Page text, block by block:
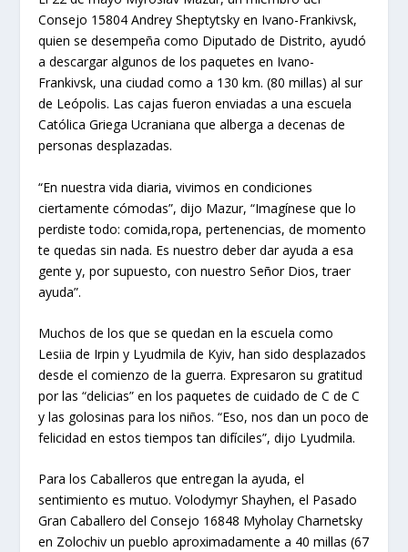
Consejo 15804 Andrey Sheptytsky en Ivano-Frankivsk,
quien se desempeña como Diputado de Distrito, ayudó
a descargar algunos de los paquetes en Ivano-
Frankivsk, una ciudad como a 130 km. (80 millas) al sur
de Leópolis. Las cajas fueron enviadas a una escuela
Católica Griega Ucraniana que alberga a decenas de
personas desplazadas.
“En nuestra vida diaria, vivimos en condiciones
ciertamente cómodas”, dijo Mazur, “Imagínese que lo
perdiste todo: comida,ropa, pertenencias, de momento
te quedas sin nada. Es nuestro deber dar ayuda a esa
gente y, por supuesto, con nuestro Señor Dios, traer
ayuda”.
Muchos de los que se quedan en la escuela como
Lesiia de Irpin y Lyudmila de Kyiv, han sido desplazados
desde el comienzo de la guerra. Expresaron su gratitud
por las “delicias” en los paquetes de cuidado de C de C
y las golosinas para los niños. “Eso, nos dan un poco de
felicidad en estos tiempos tan difíciles”, dijo Lyudmila.
Para los Caballeros que entregan la ayuda, el
sentimiento es mutuo. Volodymyr Shayhen, el Pasado
Gran Caballero del Consejo 16848 Myholay Charnetsky
en Zolochiv un pueblo aproximadamente a 40 millas (67